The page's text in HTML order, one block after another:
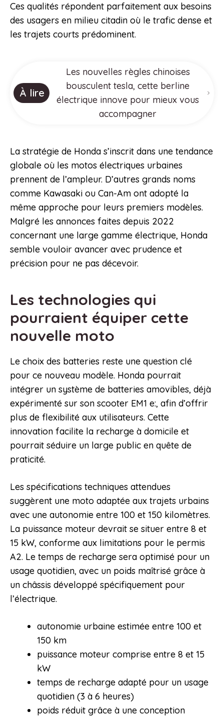
Ces qualités répondent parfaitement aux besoins
des usagers en milieu citadin où le trafic dense et
les trajets courts prédominent.
À lire
Les nouvelles règles chinoises
bousculent tesla, cette berline
électrique innove pour mieux vous
accompagner
La stratégie de Honda s’inscrit dans une tendance
globale où les motos électriques urbaines
prennent de l’ampleur. D’autres grands noms
comme Kawasaki ou Can-Am ont adopté la
même approche pour leurs premiers modèles.
Malgré les annonces faites depuis 2022
concernant une large gamme électrique, Honda
semble vouloir avancer avec prudence et
précision pour ne pas décevoir.
Les technologies qui
pourraient équiper cette
nouvelle moto
Le choix des batteries reste une question clé
pour ce nouveau modèle. Honda pourrait
intégrer un système de batteries amovibles, déjà
expérimenté sur son scooter EM1 e:, afin d’offrir
plus de flexibilité aux utilisateurs. Cette
innovation facilite la recharge à domicile et
pourrait séduire un large public en quête de
praticité.
Les spécifications techniques attendues
suggèrent une moto adaptée aux trajets urbains
avec une autonomie entre 100 et 150 kilomètres.
La puissance moteur devrait se situer entre 8 et
15 kW, conforme aux limitations pour le permis
A2. Le temps de recharge sera optimisé pour un
usage quotidien, avec un poids maîtrisé grâce à
un châssis développé spécifiquement pour
l’électrique.
autonomie urbaine estimée entre 100 et
150 km
puissance moteur comprise entre 8 et 15
kW
temps de recharge adapté pour un usage
quotidien (3 à 6 heures)
poids réduit grâce à une conception